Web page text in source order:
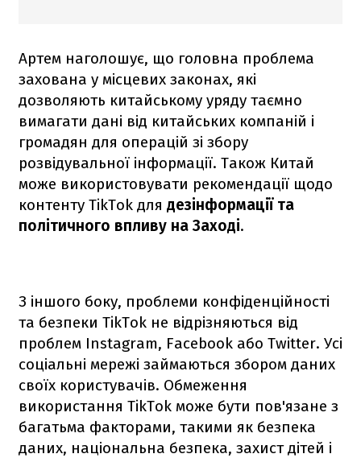
Артем наголошує, що головна проблема
захована у місцевих законах, які
дозволяють китайському уряду таємно
вимагати дані від китайських компаній і
громадян для операцій зі збору
розвідувальної інформації. Також Китай
може використовувати рекомендації щодо
контенту TikTok для дезінформації та
політичного впливу на Заході.
З іншого боку, проблеми конфіденційності
та безпеки TikTok не відрізняються від
проблем Instagram, Facebook або Twitter. Усі
соціальні мережі займаються збором даних
своїх користувачів. Обмеження
використання TikTok може бути пов'язане з
багатьма факторами, такими як безпека
даних, національна безпека, захист дітей і